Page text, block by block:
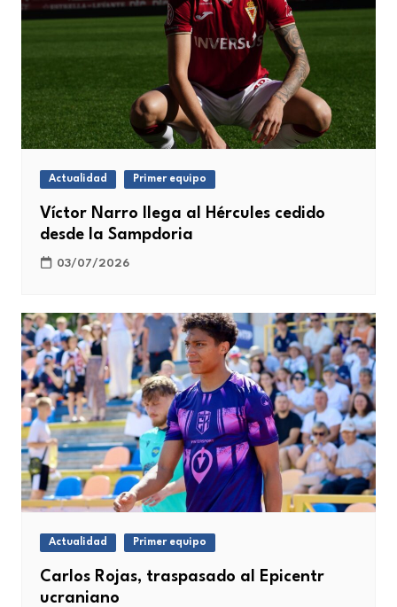
Actualidad Primer equipo
Víctor Narro llega al Hércules cedido
desde la Sampdoria
03/07/2026
Actualidad Primer equipo
Carlos Rojas, traspasado al Epicentr
ucraniano